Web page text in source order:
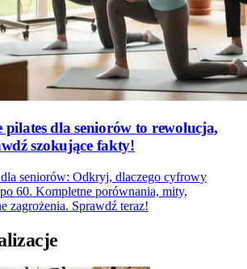
pilates dla seniorów to rewolucja,
szokujące fakty!
seniorów: Odkryj, dlaczego cyfrowy
60. Kompletne porównania, mity,
zagrożenia. Sprawdź teraz!